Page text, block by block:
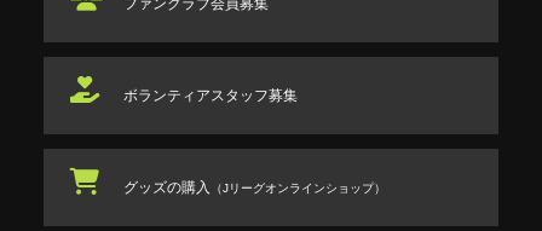
ボランティアスタッフ募集
グッズの購入 （Jリーグオンラインショップ）